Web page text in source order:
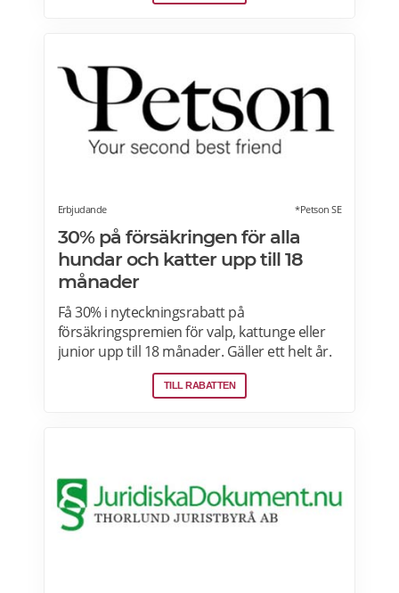
Erbjudande *Petson SE
30% på försäkringen för alla
hundar och katter upp till 18
månader
Få 30% i nyteckningsrabatt på
försäkringspremien för valp, kattunge eller
junior upp till 18 månader. Gäller ett helt år.
Se ditt pris direkt – marknadens snabbaste
formulär, klart på 15 sek>>>
TILL RABATTEN